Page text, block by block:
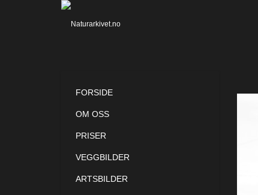
FORSIDE
OM OSS
PRISER
VEGGBILDER
ARTSBILDER